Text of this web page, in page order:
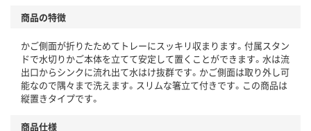
商品の特徴
かご側面が折りたためてトレーにスッキリ収まります。付属スタン
ドで水切りかご本体を立てて安定して置くことができます。水は流
出口からシンクに流れ出て水はけ抜群です。かご側面は取り外し可
能なので隅々まで洗えます。スリムな箸立て付きです。この商品は
縦置きタイプです。
商品仕様